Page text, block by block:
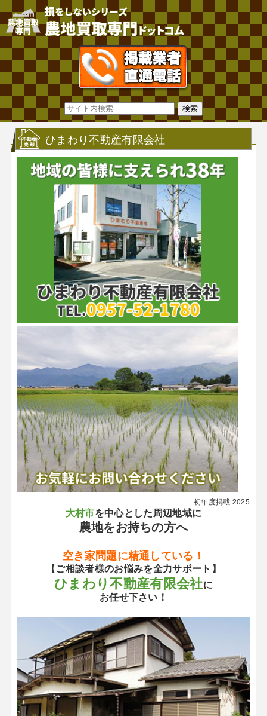
ひまわり不動産有限会社
初年度掲載 2025
大村市を中心とした周辺地域に
農地をお持ちの方へ
空き家問題に精通している！
【ご相談者様のお悩みを全力サポート】
ひまわり不動産有限会社に
お任せ下さい！